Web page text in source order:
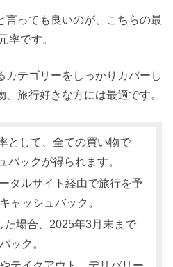
言っても良いのが、こちらの最
率です。
カテゴリーをしっかりカバーし
旅行好きな方には最適です。
として、全ての買い物で
バックが得られます。
タルサイト経由で旅行を予
ャッシュバック。
た場合、2025年3月末まで
ック。